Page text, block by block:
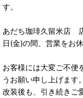
す。
あだち珈琲久留米店
日(金)の間、営業をお
お客様には大変ご不便
うお願い申し上げます。
改装後も、引き続きご